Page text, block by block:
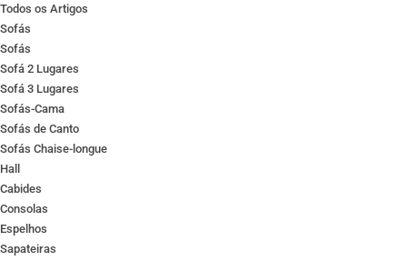
Todos os Artigos
Sofás
Sofás
Sofá 2 Lugares
Sofá 3 Lugares
Sofás-Cama
Sofás de Canto
Sofás Chaise-longue
Hall
Cabides
Consolas
Espelhos
Sapateiras